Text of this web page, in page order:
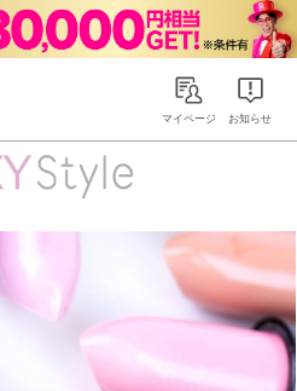
Rakuten RAXYマイページ お知らせ